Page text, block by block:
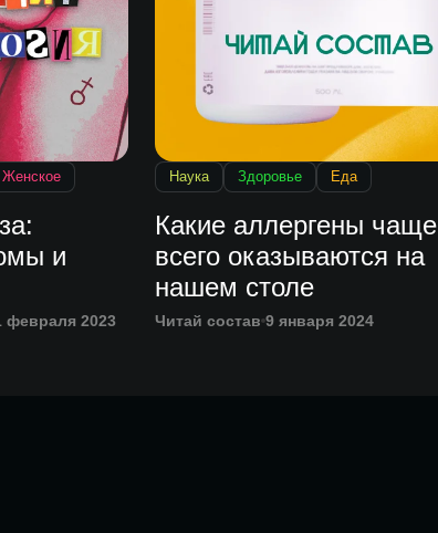
Женское
и
февраля 2023
Наука Здоровье Еда
Какие аллергены чаще
всего оказываются на
нашем столе
Читай состав 9 января 2024